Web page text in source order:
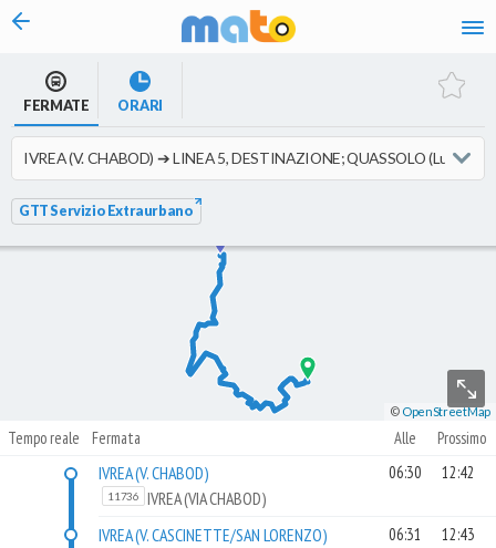
vai al contenuto
FERMATE ORARI
GTT Servizio Extraurbano
© OpenStreetMap
Tempo reale Fermata Alle Prossimo
IVREA (V. CHABOD)
11736 IVREA (VIA CHABOD)
06:30 12:42
IVREA (V. CASCINETTE/SAN LORENZO) 06:31 12:43